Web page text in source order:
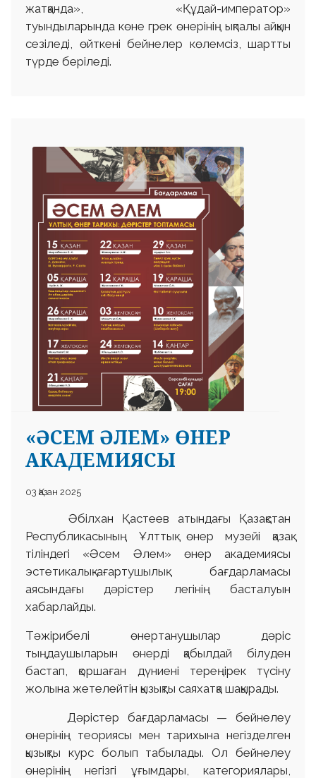
жатқанда», «Құдай-император»
туындыларында көне грек өнерінің ықпалы айқын
сезіледі, өйткені бейнелер көлемсіз, шартты
түрде беріледі.
«ӘСЕМ ӘЛЕМ» ӨНЕР
АКАДЕМИЯСЫ
03 Қазан 2025
Әбілхан Қастеев атындағы Қазақстан
Республикасының Ұлттық өнер музейі қазақ
тіліндегі «Әсем Әлем» өнер академиясы
эстетикалық-ағартушылық бағдарламасы
аясындағы дәрістер легінің басталуын
хабарлайды.
Тәжірибелі өнертанушылар дәріс
тыңдаушыларын өнерді қабылдай білуден
бастап, қоршаған дүниені тереңірек түсіну
жолына жетелейтін қызықты саяхатқа шақырады.
Дәрістер бағдарламасы — бейнелеу
өнерінің теориясы мен тарихына негізделген
қызықты курс болып табылады. Ол бейнелеу
өнерінің негізгі ұғымдары, категориялары,